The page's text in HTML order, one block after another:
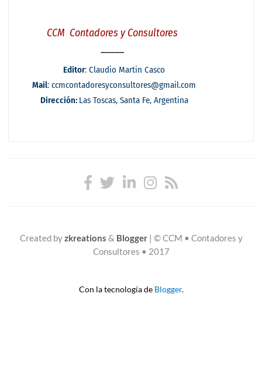
Created byzkreations & Blogger| © CCM • Contadores y
Consultores • 2017
Con la tecnología de Blogger.